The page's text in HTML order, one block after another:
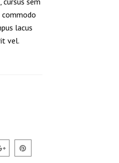
lacus
vel.